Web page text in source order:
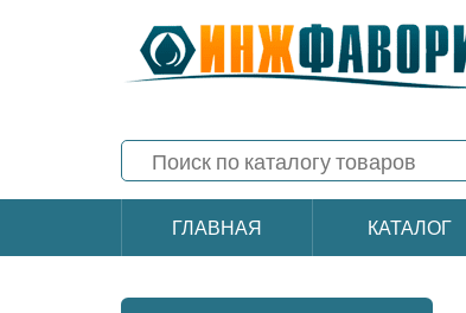
ГЛАВНАЯ КАТАЛОГ